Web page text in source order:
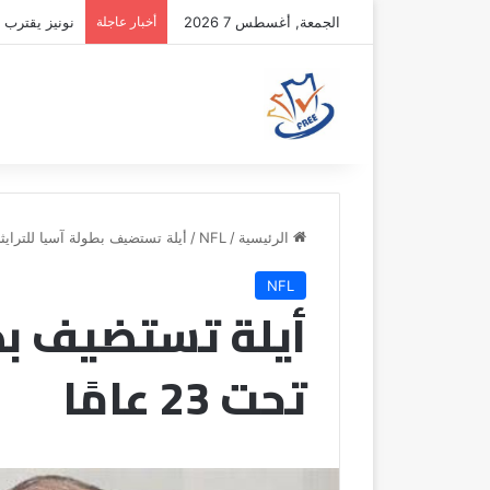
الجمعة, أغسطس 7 2026 أخبار عاجلة نونيز
الرئيسية /
NFL
/ أيلة تستضيف بطولة آسيا
NFL
أيلة تستضيف
تحت 23 عامًا